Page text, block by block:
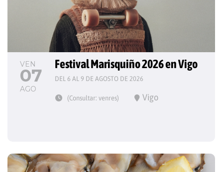
VEN
07
AGO
Festival Marisquiño 2026 en Vigo
DEL 6 AL 9 DE AGOSTO DE 2026
(Consultar: venres) Vigo